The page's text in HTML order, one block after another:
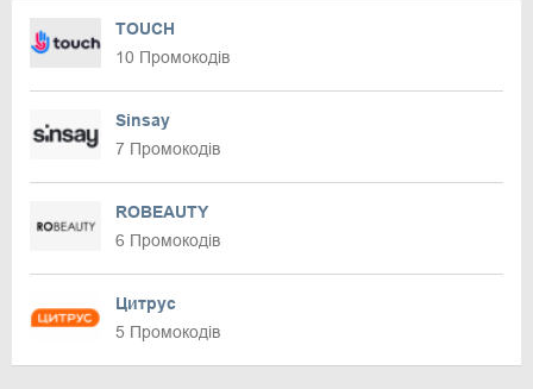
TOUCH
10 Промокодів
Sinsay
7 Промокодів
ROBEAUTY
6 Промокодів
Цитрус
5 Промокодів